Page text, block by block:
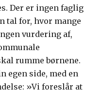
Der er ingen faglig
tal for, hvor mange
vurdering af,
rumme børnene.
egen side, med en
»Vi foreslår at